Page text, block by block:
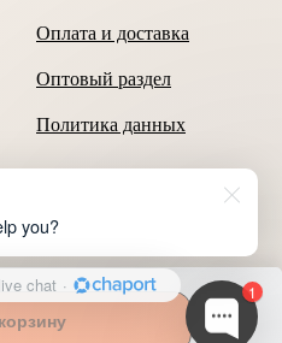
Оплата и доставка
Оптовый раздел
Политика данных
1
you?
chat ·